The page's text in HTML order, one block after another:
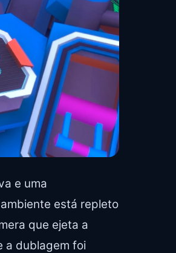
e uma
está repleto
que ejeta a
a dublagem foi